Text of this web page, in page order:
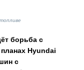
борьба с
Hyundai
с